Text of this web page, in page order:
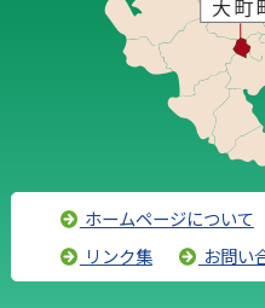
ホームページについて
リンク集
お問い